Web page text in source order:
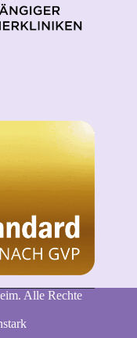
Alle Rechte